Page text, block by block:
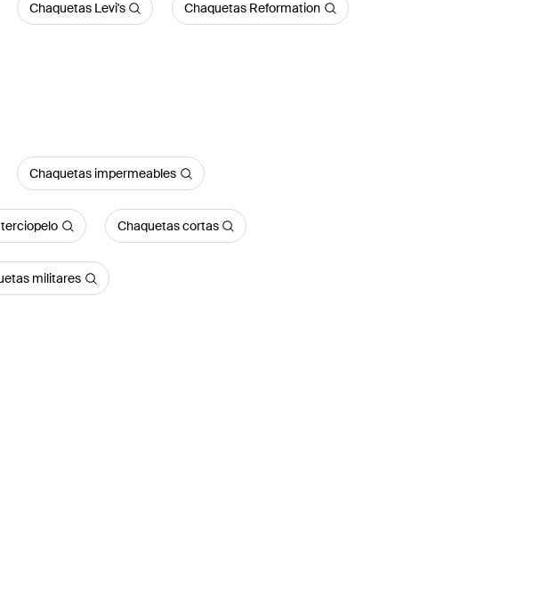
Chaquetas Levi's Chaquetas Reformation
Chaquetas impermeables
Chaquetas cortas
militares